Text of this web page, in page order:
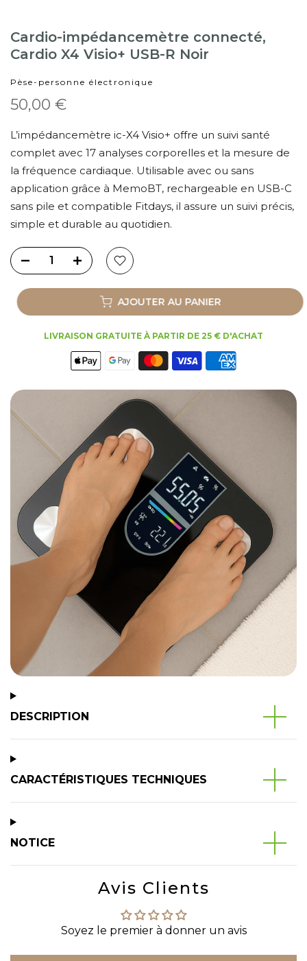
Cardio-impédancemètre connecté,
Cardio X4 Visio+ USB-R Noir
Pèse-personne électronique
50,00 €
L’impédancemètre ic-X4 Visio+ offre un suivi santé
complet avec 17 analyses corporelles et la mesure de
la fréquence cardiaque. Utilisable avec ou sans
application grâce à MemoBT, rechargeable en USB-C
sans pile et compatible Fitdays, il assure un suivi précis,
simple et durable au quotidien.
AJOUTER AU PANIER
LIVRAISON GRATUITE À PARTIR DE 25 € D'ACHAT
DESCRIPTION
CARACTÉRISTIQUES TECHNIQUES
NOTICE
Avis Clients
Soyez le premier à donner un avis